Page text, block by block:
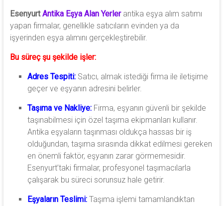
EsenyurtAntika Eşya Alan Yerlerantika eşya alım satımı
yapan firmalar, genellikle satıcıların evinden ya da
işyerinden eşya alımını gerçekleştirebilir.
Bu süreç şu şekilde işler:
Adres Tespiti:Satıcı, almak istediği firma ile iletişime
geçer ve eşyanın adresini belirler.
Taşıma ve Nakliye:Firma, eşyanın güvenli bir şekilde
taşınabilmesi için özel taşıma ekipmanları kullanır.
Antika eşyaların taşınması oldukça hassas bir iş
olduğundan, taşıma sırasında dikkat edilmesi gereken
en önemli faktör, eşyanın zarar görmemesidir.
Esenyurt’taki firmalar, profesyonel taşımacılarla
çalışarak bu süreci sorunsuz hale getirir.
Eşyaların Teslimi:Taşıma işlemi tamamlandıktan